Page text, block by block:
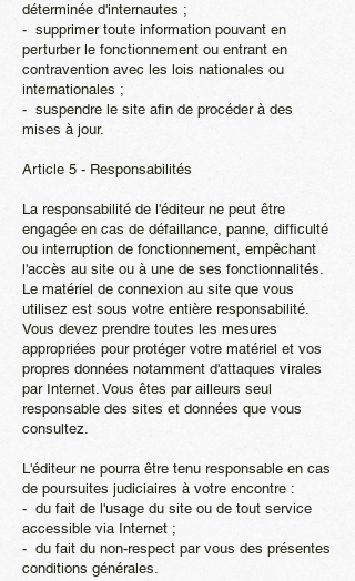
déterminée d'internautes ;
- supprimer toute information pouvant en
perturber le fonctionnement ou entrant en
contravention avec les lois nationales ou
internationales ;
- suspendre le site afin de procéder à des
mises à jour.
Article 5 - Responsabilités
La responsabilité de l'éditeur ne peut être
engagée en cas de défaillance, panne, difficulté
ou interruption de fonctionnement, empêchant
l'accès au site ou à une de ses fonctionnalités.
Le matériel de connexion au site que vous
utilisez est sous votre entière responsabilité.
Vous devez prendre toutes les mesures
appropriées pour protéger votre matériel et vos
propres données notamment d'attaques virales
par Internet. Vous êtes par ailleurs seul
responsable des sites et données que vous
consultez.
L'éditeur ne pourra être tenu responsable en cas
de poursuites judiciaires à votre encontre :
- du fait de l'usage du site ou de tout service
accessible via Internet ;
- du fait du non-respect par vous des présentes
conditions générales.